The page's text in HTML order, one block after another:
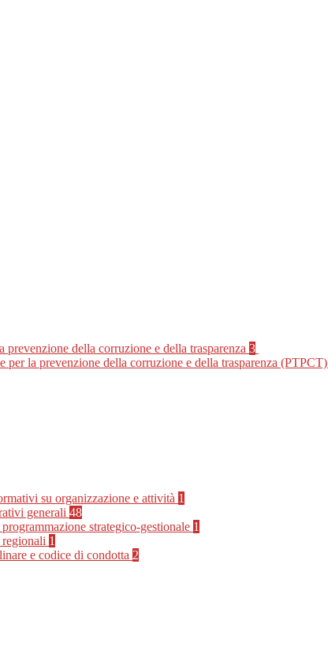
prevenzione della corruzione e della trasparenza 3
per la prevenzione della corruzione e della trasparenza (PTPCT)
su organizzazione e attività 1
generali 48
strategico-gestionale 1
1
e codice di condotta 2